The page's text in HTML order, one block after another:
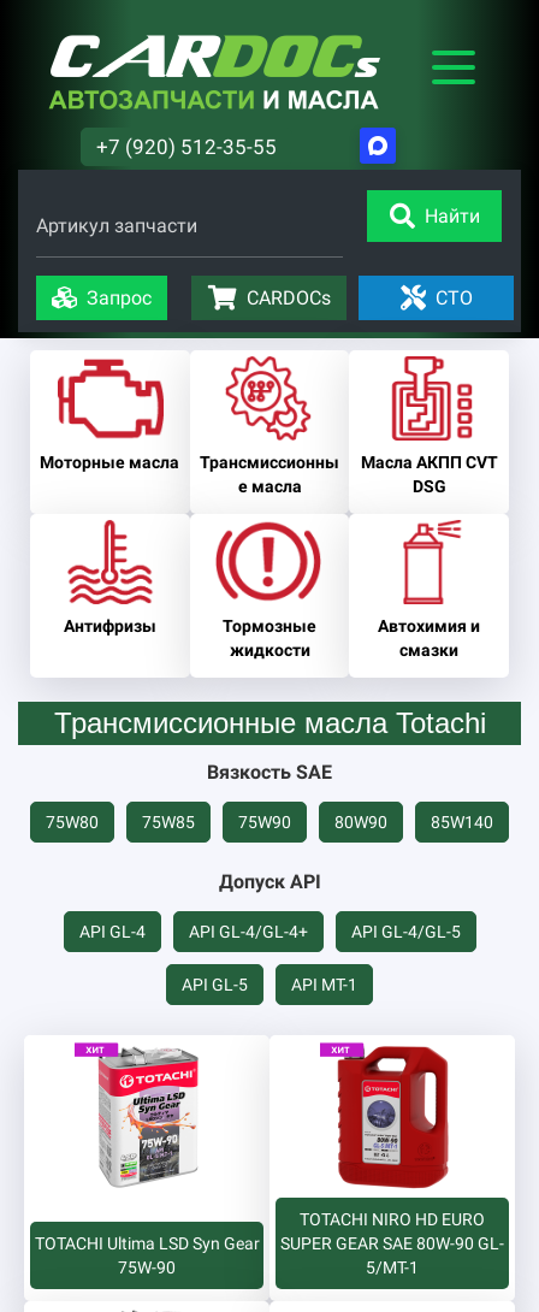
+7 (920) 512-35-55
Артикул запчасти Найти
Запрос CARDOCs СТО
Моторные масла
Трансмиссионны
е масла
Масла АКПП CVT
DSG
Антифризы
Тормозные
жидкости
Автохимия и
смазки
Трансмиссионные масла Totachi
Вязкость SAE
75W80 75W85 75W90 80W90 85W140
Допуск API
API GL-4 API GL-4/GL-4+ API GL-4/GL-5
API GL-5 API MT-1
TOTACHI Ultima LSD Syn Gear
75W-90
TOTACHI NIRO HD EURO
SUPER GEAR SAE 80W-90 GL-
5/MT-1